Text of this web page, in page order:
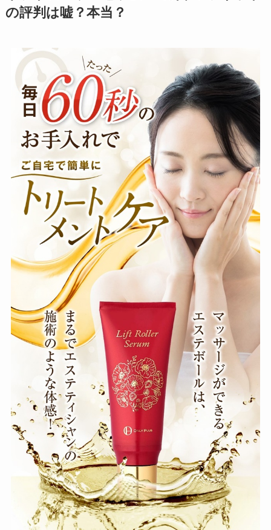
の評判は嘘？本当？